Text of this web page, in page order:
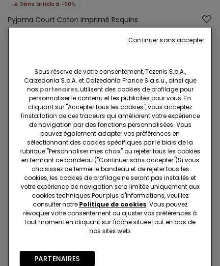
Le 3ème article à -50%
Pyjama Court Coton Imprimé Requins
Description Réf. article: 2PC962
Pyjama court avec haut de pyjama à col rond en jersey de
coton, avec imprimé requins. Coupe standard.
Composition et lavage
Livraisons et retours
Recherchez en boutique
Sous réserve de votre consentement, Tezenis S.p.A.,
Calzedonia S.p.A. et Calzedonia France S.a.s.u., ainsi que
nos partenaires, utilisent des cookies de profilage pour
personnaliser le contenu et les publicités pour vous. En
cliquant sur "Accepter tous les cookies", vous acceptez
l'installation de ces traceurs qui améliorent votre expérience
de navigation par des fonctions personnalisées. Vous
pouvez également adapter vos préférences en
sélectionnant des cookies spécifiques par le biais de la
rubrique "Personnaliser mes choix" ou rejeter tous les cookies
en fermant ce bandeau ("Continuer sans accepter")​Si vous
choisissez de fermer le bandeau et de rejeter tous les
cookies, les cookies de profilage ne seront pas installés et
votre expérience de navigation sera limitée uniquement aux
cookies techniques.​Pour plus d'informations, veuillez
consulter notre Politique de cookies. Vous pouvez
révoquer votre consentement ou ajuster vos préférences à
tout moment en cliquant sur l'icône située tout en bas de
nos sites web.
PARTENAIRES​
Continuer sans accepter